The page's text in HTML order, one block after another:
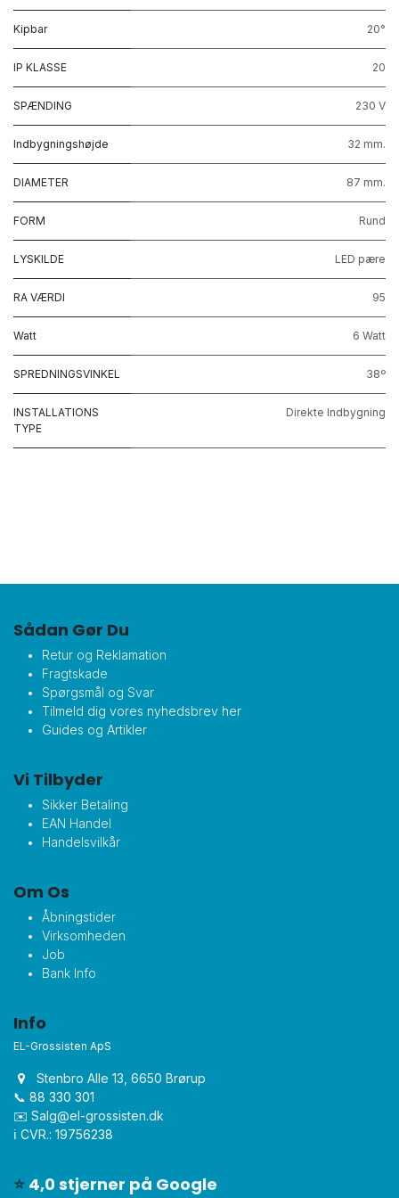
Kipbar 20°
IP KLASSE 20
SPÆNDING 230 V
Indbygningshøjde 32 mm.
DIAMETER 87 mm.
FORM Rund
LYSKILDE LED pære
RA VÆRDI 95
Watt 6 Watt
SPREDNINGSVINKEL 38º
INSTALLATIONS
TYPE
Direkte Indbygning
Sådan Gør Du
Retur og Reklamation
Fragtskade
Spørgsmål og Svar
Tilmeld dig vores nyhedsbrev her
Guides og Artikler
Vi Tilbyder
Sikker Betaling
EAN Handel
Handelsvilkår
Om Os
Åbningstider
Virksomheden
Job
Bank Info
Info
EL-Grossisten ApS
Stenbro Alle 13, 6650 Brørup
📞 88 330 301
✉️ Salg@el-grossisten.dk​
ℹ️ CVR.: 19756238
⭐ 4,0 stjerner på Google